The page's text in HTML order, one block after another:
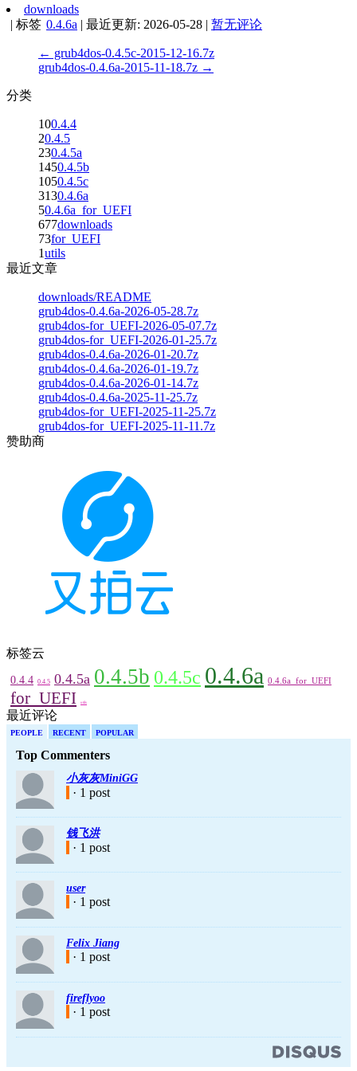
downloads
| 标签 0.4.6a | 最近更新: 2026-05-28 | 暂无评论
← grub4dos-0.4.5c-2015-12-16.7z
grub4dos-0.4.6a-2015-11-18.7z →
分类
100.4.4
20.4.5
230.4.5a
1450.4.5b
1050.4.5c
3130.4.6a
50.4.6a_for_UEFI
677downloads
73for_UEFI
1utils
最近文章
downloads/README
grub4dos-0.4.6a-2026-05-28.7z
grub4dos-for_UEFI-2026-05-07.7z
grub4dos-for_UEFI-2026-01-25.7z
grub4dos-0.4.6a-2026-01-20.7z
grub4dos-0.4.6a-2026-01-19.7z
grub4dos-0.4.6a-2026-01-14.7z
grub4dos-0.4.6a-2025-11-25.7z
grub4dos-for_UEFI-2025-11-25.7z
grub4dos-for_UEFI-2025-11-11.7z
赞助商
标签云
0.4.4 0.4.5 0.4.5a 0.4.5b 0.4.5c 0.4.6a 0.4.6a_for_UEFI
for_UEFI utils
最近评论
PEOPLE RECENT POPULAR
Top Commenters
小灰灰MiniGG
· 1 post
钱飞洪
· 1 post
user
· 1 post
Felix Jiang
· 1 post
fireflyoo
· 1 post